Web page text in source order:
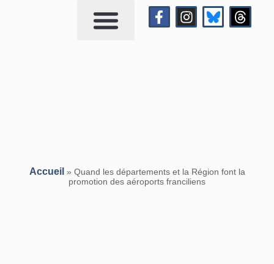
Accueil » Quand les départements et la Région font la
promotion des aéroports franciliens